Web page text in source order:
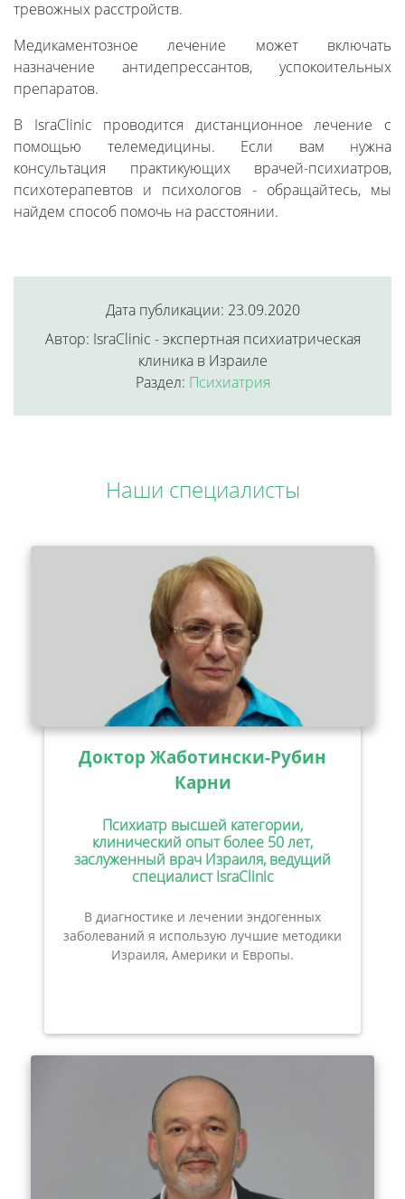
тревожных расстройств.
Медикаментозное лечение может включать
назначение антидепрессантов, успокоительных
препаратов.
В IsraClinic проводится дистанционное лечение с
помощью телемедицины. Если вам нужна
консультация практикующих врачей-психиатров,
психотерапевтов и психологов - обращайтесь, мы
найдем способ помочь на расстоянии.
Дата публикации: 23.09.2020
Автор: IsraClinic - экспертная психиатрическая
клиника в Израиле
Раздел: Психиатрия
Наши специалисты
Доктор Жаботински-Рубин
Карни
Психиатр высшей категории,
клинический опыт более 50 лет,
заслуженный врач Израиля, ведущий
специалист IsraClinic
В диагностике и лечении эндогенных
заболеваний я использую лучшие методики
Израиля, Америки и Европы.